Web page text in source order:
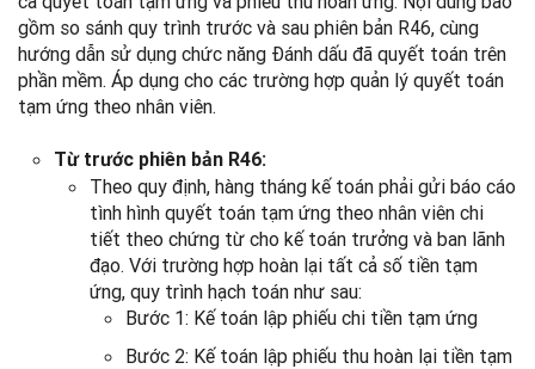
gồm so sánh quy trình trước và sau phiên bản R46, cùng
hướng dẫn sử dụng chức năng Đánh dấu đã quyết toán trên
phần mềm. Áp dụng cho các trường hợp quản lý quyết toán
tạm ứng theo nhân viên.
Từ trước phiên bản R46:
Theo quy định, hàng tháng kế toán phải gửi báo cáo
tình hình quyết toán tạm ứng theo nhân viên chi
tiết theo chứng từ cho kế toán trưởng và ban lãnh
đạo. Với trường hợp hoàn lại tất cả số tiền tạm
ứng, quy trình hạch toán như sau:
Bước 1: Kế toán lập phiếu chi tiền tạm ứng
Bước 2: Kế toán lập phiếu thu hoàn lại tiền tạm